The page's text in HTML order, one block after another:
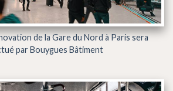
de la Gare du Nord à Paris sera
par Bouygues Bâtiment